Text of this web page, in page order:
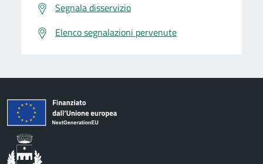
Segnala disservizio
Elenco segnalazioni pervenute